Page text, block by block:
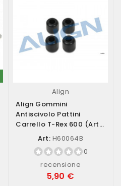
Align
Align Gommini
Antiscivolo Pattini
Carrello T-Rex 600 (art.
H60064B)
Art: H60064B
0
recensione
5,90 €